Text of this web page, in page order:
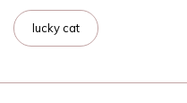
lucky cat